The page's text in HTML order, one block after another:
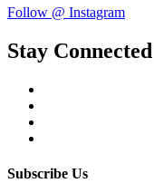
Follow @ Instagram
Stay
Subscribe Us